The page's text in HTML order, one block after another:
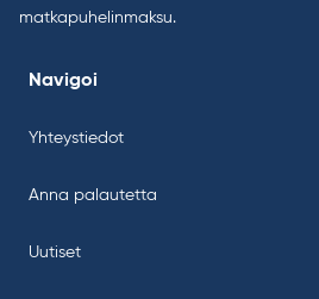
matkapuhelinmaksu.
Navigoi
Yhteystiedot
Anna palautetta
Uutiset